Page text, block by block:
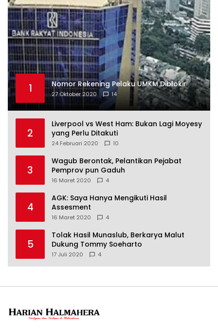
1 Nomor Rekening Pelaku UMKM Diblokir
27 Oktober 2020 14
2
Liverpool vs West Ham: Bukan Lagi Moyesy
yang Perlu Ditakuti
24 Februari 2020 10
3
Wagub Berontak, Pelantikan Pejabat
Pemprov pun Gaduh
16 Maret 2020 4
4
AGK: Saya Hanya Mengikuti Hasil
Assesment
16 Maret 2020 4
5
Tolak Hasil Munaslub, Berkarya Malut
Dukung Tommy Soeharto
17 Juli 2020 4